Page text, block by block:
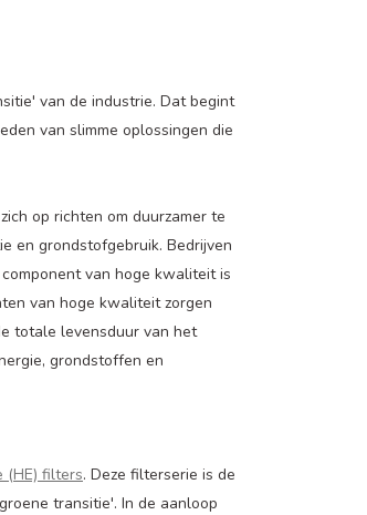
van de industrie. Dat begint
van slimme oplossingen die
op richten om duurzamer te
en grondstofgebruik. Bedrijven
van hoge kwaliteit is
van hoge kwaliteit zorgen
totale levensduur van het
grondstoffen en
(HE) filters. Deze filterserie is de
transitie'. In de aanloop